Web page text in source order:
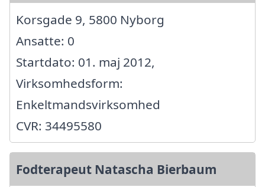
Korsgade 9, 5800 Nyborg
Ansatte: 0
Startdato: 01. maj 2012,
Virksomhedsform:
Enkeltmandsvirksomhed
CVR: 34495580
Fodterapeut Natascha Bierbaum